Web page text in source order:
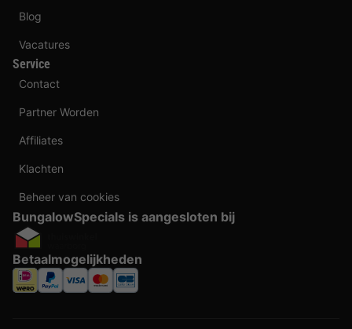
Blog
Vacatures
Service
Contact
Partner Worden
Affiliates
Klachten
Beheer van cookies
BungalowSpecials is aangesloten bij
Betaalmogelijkheden